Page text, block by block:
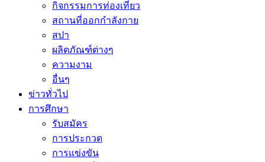
กิจกรรมการท่องเที่ยว
สถานที่ออกกำลังกาย
สปา
ผลิตภัณฑ์ต่างๆ
ความงาม
อื่นๆ
ข่าวทั่วไป
การศึกษา
รับสมัคร
การประกวด
การแข่งขัน